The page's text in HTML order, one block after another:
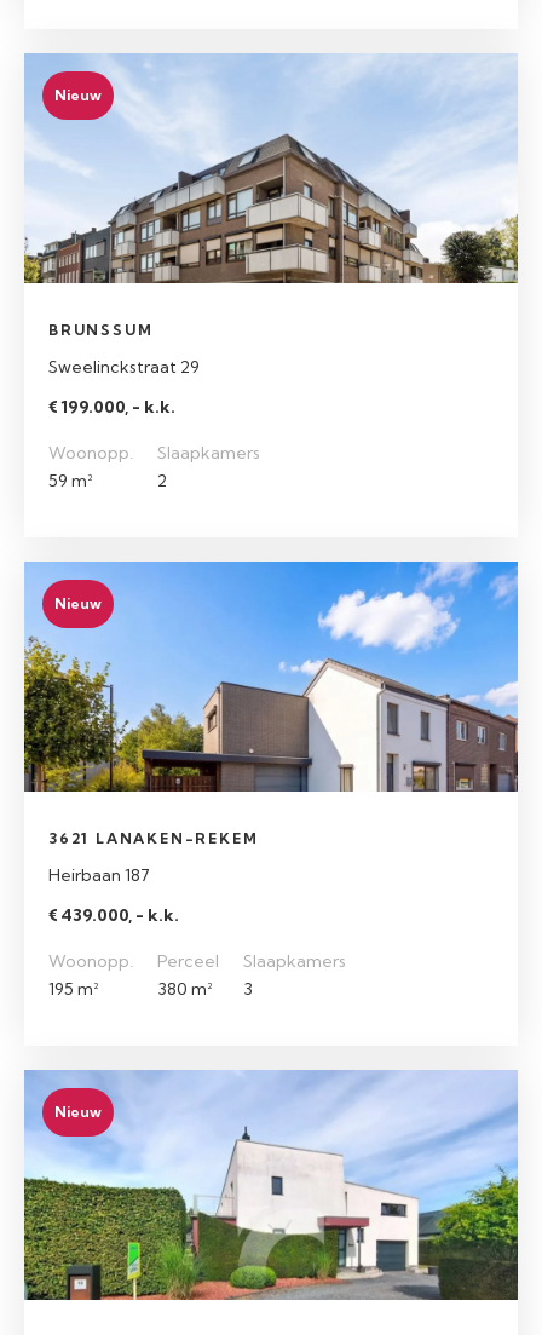
Nieuw
BRUNSSUM
Sweelinckstraat 29
€ 199.000, - k.k.
Woonopp.
59 m²
Slaapkamers
2
Nieuw
3621 LANAKEN-REKEM
Heirbaan 187
€ 439.000, - k.k.
Woonopp.
195 m²
Perceel
380 m²
Slaapkamers
3
Nieuw